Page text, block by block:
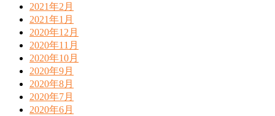
2021年2月
2021年1月
2020年12月
2020年11月
2020年10月
2020年9月
2020年8月
2020年7月
2020年6月